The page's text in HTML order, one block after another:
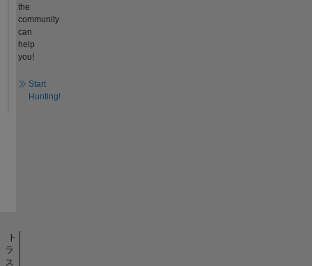
the
community
can
help
you!
Start
Hunting!
ト
ラ
ス